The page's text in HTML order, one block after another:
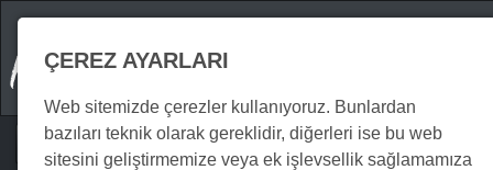
Home Attraktionen Dış mekan P0209AO00663
ÇEREZ AYARLARI
Web sitemizde çerezler kullanıyoruz. Bunlardan
bazıları teknik olarak gereklidir, diğerleri ise bu web
sitesini geliştirmemize veya ek işlevsellik sağlamamıza